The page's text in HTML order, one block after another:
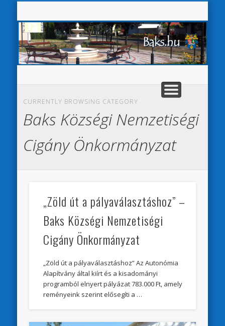
CURRENTLY BROWSING CATEGORY
Baks Községi Nemzetiségi
Cigány Önkormányzat
„Zöld út a pályaválasztáshoz” –
Baks Községi Nemzetiségi
Cigány Önkormányzat
„Zöld út a pályaválasztáshoz” Az Autonómia
Alapítvány által kiírt és a kisadományi
programból elnyert pályázat 783.000 Ft, amely
reményeink szerint elősegíti a …